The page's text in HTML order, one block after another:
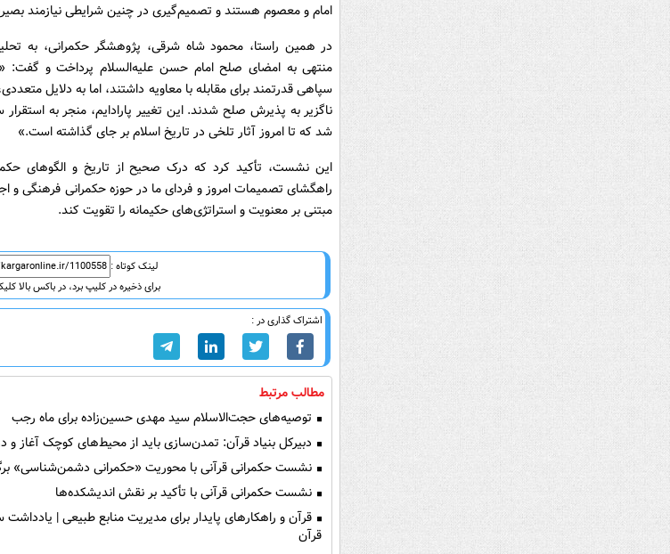
امام و معصوم هستند و تصمیم‌گیری در چنین شرایطی نیازمند
در همین راستا، محمود شاه شرقی، پژوهشگر حکمرانی، به
منتهی به امضای صلح امام حسن علیه‌السلام پرداخت و گفت:
سپاهی قدرتمند برای مقابله با معاویه داشتند، اما به دلایل
ناگزیر به پذیرش صلح شدند. این تغییر پارادایم، منجر به
شد که تا امروز آثار تلخی در تاریخ اسلام بر جای گذاشته است.»
این نشست، تأکید کرد که درک صحیح از تاریخ و الگوهای
راهگشای تصمیمات امروز و فردای ما در حوزه حکمرانی فرهنگی و
مبتنی بر معنویت و استراتژی‌های حکیمانه را تقویت کند.
لینک کوتاه :
برای ذخیره در کلیپ برد، در باکس بالا
اشتراک گذاری در :
مطالب مرتبط
توصیه‌های حجت‌الاسلام سید مهدی حسین‌زاده برای ماه رجب
دبیرکل بنیاد قرآن: تمدن‌سازی باید از محیط‌های کوچک آغاز و
نشست حکمرانی قرآنی با محوریت «حکمرانی دشمن‌شناسی»
نشست حکمرانی قرآنی با تأکید بر نقش اندیشکده‌ها
قرآن و راهکارهای پایدار برای مدیریت منابع طبیعی |
قرآن